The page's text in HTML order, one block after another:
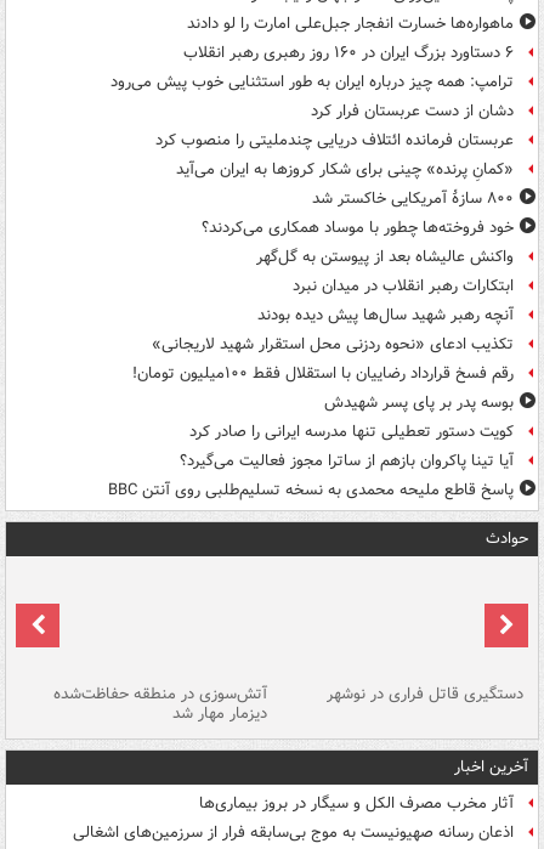
ماهواره‌ها خسارت انفجار جبل‌علی امارت را لو دادند
۶ دستاورد بزرگ ایران در ۱۶۰ روز رهبری رهبر انقلاب
ترامپ: همه چیز درباره ایران به طور استثنایی خوب پیش می‌رود
دشان از دست عربستان فرار کرد
عربستان فرمانده ائتلاف دریایی چندملیتی را منصوب کرد
«کمانِ پرنده» چینی برای شکار کروزها به ایران می‌آید
۸۰۰ سازۀ آمریکایی خاکستر شد
خود فروخته‌ها چطور با موساد همکاری می‌کردند؟
واکنش عالیشاه بعد از پیوستن به گل‌گهر
ابتکارات رهبر انقلاب در میدان نبرد
آنچه رهبر شهید سال‌ها پیش دیده بودند
تکذیب ادعای «نحوه ردزنی محل استقرار شهید لاریجانی»
رقم فسخ قرارداد رضاییان با استقلال فقط ۱۰۰میلیون تومان!
بوسه‌ پدر بر پای پسر شهیدش
کویت دستور تعطیلی تنها مدرسه ایرانی را صادر کرد
آیا تینا پاکروان بازهم از ساترا مجوز فعالیت می‌گیرد؟
پاسخ قاطع ملیحه محمدی به نسخه تسلیم‌طلبی روی آنتن BBC
حوادث
دستگیری قاتل فراری در نوشهر آتش‌سوزی در منطقه حفاظت‌شده
دیزمار مهار شد
آخرین اخبار
آثار مخرب مصرف الکل و سیگار در بروز بیماری‌ها
اذعان رسانه صهیونیست به موج بی‌سابقه فرار از سرزمین‌های اشغالی